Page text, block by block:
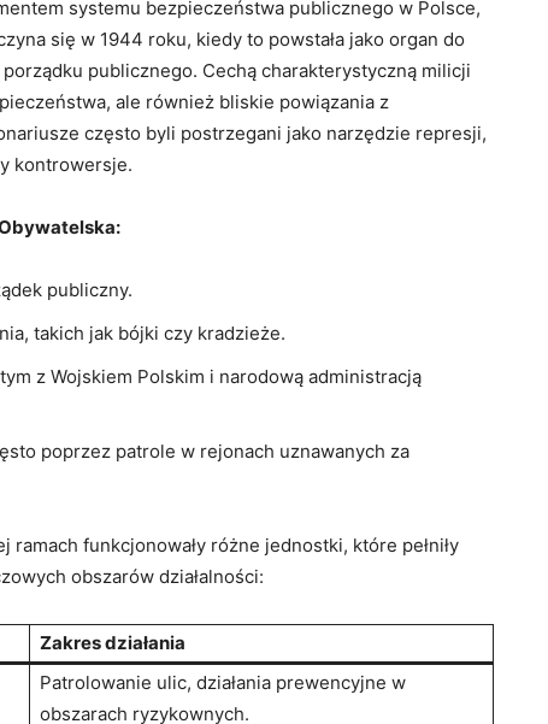
systemu bezpieczeństwa publicznego w Polsce,
się ‍w ‍1944 roku,⁤ kiedy ​to ⁣powstała jako organ do
publicznego. Cechą charakterystyczną milicji
ale również bliskie powiązania z
często‌ byli ⁤postrzegani jako narzędzie represji,
kontrowersje.
publiczny.
takich jak bójki czy kradzieże.
z Wojskiem Polskim ⁣i narodową administracją⁢
poprzez patrole w‍ rejonach uznawanych za
⁢ramach funkcjonowały różne⁤ jednostki, które pełniły
obszarów działalności:
Zakres działania
Patrolowanie ulic, ⁢działania prewencyjne w
obszarach ryzykownych.